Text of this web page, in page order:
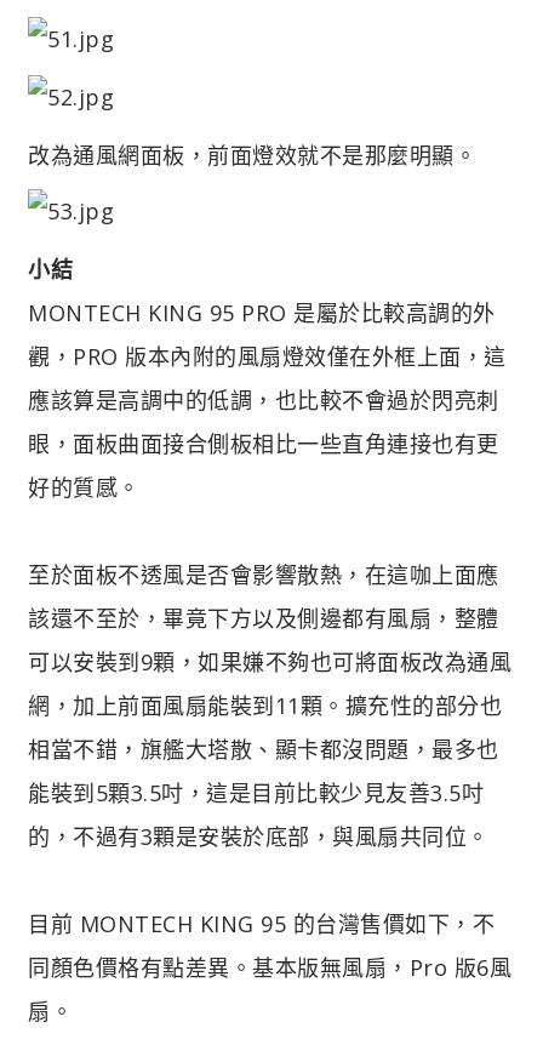
改為通風網面板，前面燈效就不是那麼明顯。
小結
MONTECH KING 95 PRO 是屬於比較高調的外
觀，PRO 版本內附的風扇燈效僅在外框上面，這
應該算是高調中的低調，也比較不會過於閃亮刺
眼，面板曲面接合側板相比一些直角連接也有更
好的質感。
至於面板不透風是否會影響散熱，在這咖上面應
該還不至於，畢竟下方以及側邊都有風扇，整體
可以安裝到9顆，如果嫌不夠也可將面板改為通風
網，加上前面風扇能裝到11顆。擴充性的部分也
相當不錯，旗艦大塔散、顯卡都沒問題，最多也
能裝到5顆3.5吋，這是目前比較少見友善3.5吋
的，不過有3顆是安裝於底部，與風扇共同位。
目前 MONTECH KING 95 的台灣售價如下，不
同顏色價格有點差異。基本版無風扇，Pro 版6風
扇。